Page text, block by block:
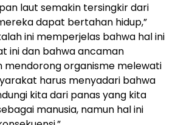
laut semakin tersingkir dari
dapat bertahan hidup,”
ini memperjelas bahwa hal ini
ini dan bahwa ancaman
mendorong organisme melewati
harus menyadari bahwa
kita dari panas yang kita
manusia, namun hal ini